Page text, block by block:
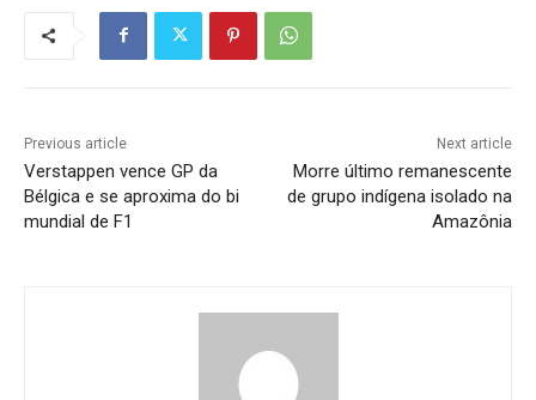
Previous article
Verstappen vence GP da
Bélgica e se aproxima do bi
mundial de F1
Next article
Morre último remanescente
de grupo indígena isolado na
Amazônia